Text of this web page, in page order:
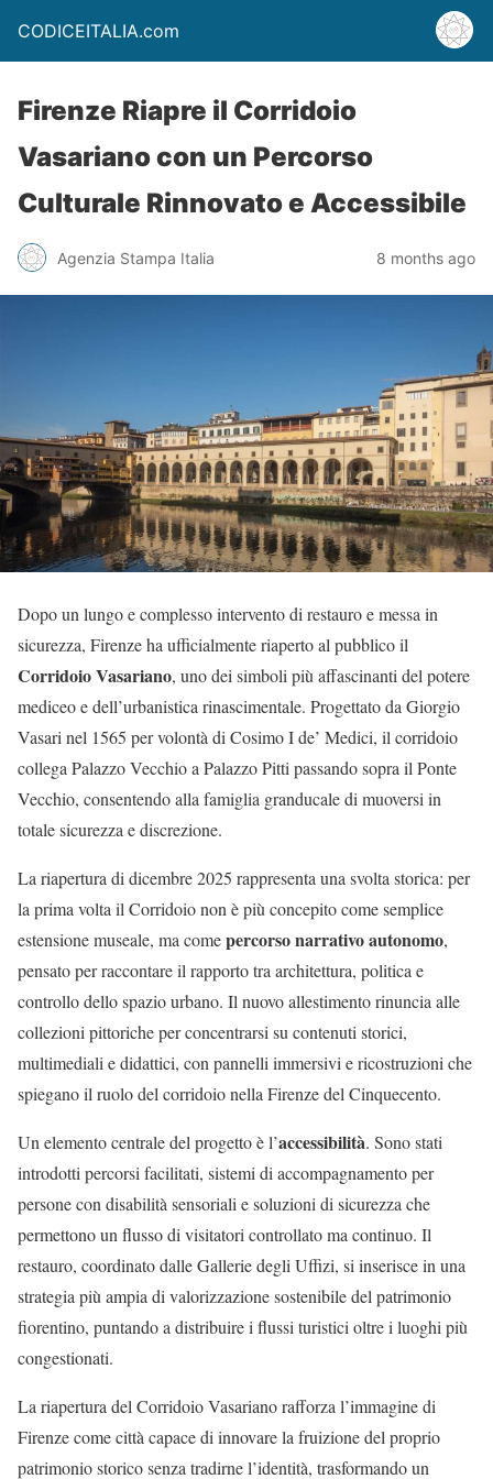
CODICEITALIA.com
Firenze Riapre il Corridoio
Vasariano con un Percorso
Culturale Rinnovato e Accessibile
Agenzia Stampa Italia 8 months ago
Dopo un lungo e complesso intervento di restauro e messa in
sicurezza, Firenze ha ufficialmente riaperto al pubblico il
Corridoio Vasariano, uno dei simboli più affascinanti del potere
mediceo e dell’urbanistica rinascimentale. Progettato da Giorgio
Vasari nel 1565 per volontà di Cosimo I de’ Medici, il corridoio
collega Palazzo Vecchio a Palazzo Pitti passando sopra il Ponte
Vecchio, consentendo alla famiglia granducale di muoversi in
totale sicurezza e discrezione.
La riapertura di dicembre 2025 rappresenta una svolta storica: per
la prima volta il Corridoio non è più concepito come semplice
estensione museale, ma comepercorso narrativo autonomo,
pensato per raccontare il rapporto tra architettura, politica e
controllo dello spazio urbano. Il nuovo allestimento rinuncia alle
collezioni pittoriche per concentrarsi su contenuti storici,
multimediali e didattici, con pannelli immersivi e ricostruzioni che
spiegano il ruolo del corridoio nella Firenze del Cinquecento.
Un elemento centrale del progetto è l’accessibilità. Sono stati
introdotti percorsi facilitati, sistemi di accompagnamento per
persone con disabilità sensoriali e soluzioni di sicurezza che
permettono un flusso di visitatori controllato ma continuo. Il
restauro, coordinato dalle Gallerie degli Uffizi, si inserisce in una
strategia più ampia di valorizzazione sostenibile del patrimonio
fiorentino, puntando a distribuire i flussi turistici oltre i luoghi più
congestionati.
La riapertura del Corridoio Vasariano rafforza l’immagine di
Firenze come città capace di innovare la fruizione del proprio
patrimonio storico senza tradirne l’identità, trasformando un